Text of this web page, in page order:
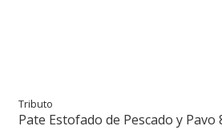
Tributo
Pate Estofado de Pescado y Pavo